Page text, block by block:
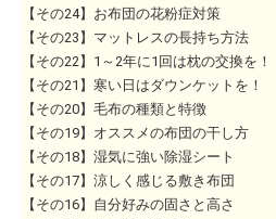
【その24】お布団の花粉症対策
【その23】マットレスの長持ち方法
【その22】1～2年に1回は枕の交換を！
【その21】寒い日はダウンケットを！
【その20】毛布の種類と特徴
【その19】オススメの布団の干し方
【その18】湿気に強い除湿シート
【その17】涼しく感じる敷き布団
【その16】自分好みの固さと高さ